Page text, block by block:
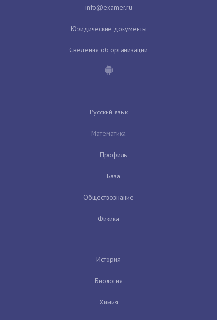
Юридические документы
Сведения об организации
Русский язык
Математика
Профиль
База
Обществознание
Физика
История
Биология
Химия